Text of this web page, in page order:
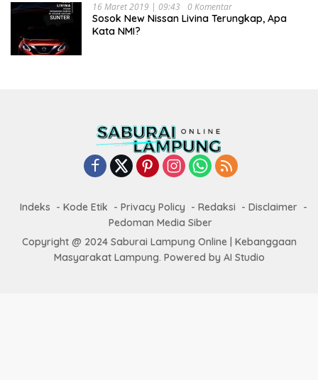
16 Maret 2019 | 09:43 0 Komentar
Sosok New Nissan Livina Terungkap, Apa
Kata NMI?
Indeks Kode Etik Privacy Policy Redaksi
Disclaimer
Pedoman Media Siber
Copyright @ 2024 Saburai Lampung Online | Kebanggaan
Masyarakat Lampung. Powered by AI Studio